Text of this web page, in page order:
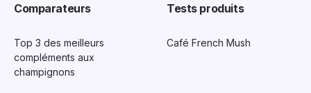
Comparateurs
Top 3 des meilleurs
compléments aux
champignons
Tests produits
Café French Mush